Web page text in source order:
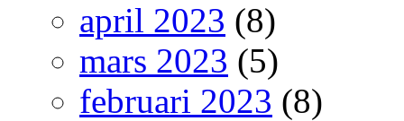
april 2023 (8)
mars 2023 (5)
februari 2023 (8)